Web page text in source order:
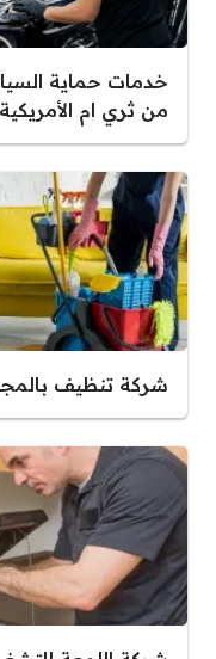
خدمات حماية
من ثري ام الأمريكية
شركة تنظيف